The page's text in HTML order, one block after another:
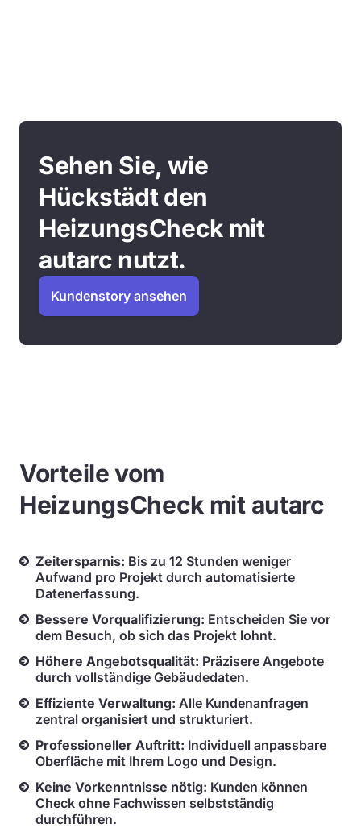
Sehen Sie, wie
Hückstädt den
HeizungsCheck mit
autarc nutzt.
Kundenstory ansehen
Vorteile vom
HeizungsCheck mit autarc
Zeitersparnis: Bis zu 12 Stunden weniger
Aufwand pro Projekt durch automatisierte
Datenerfassung.
Bessere Vorqualifizierung: Entscheiden Sie vor
dem Besuch, ob sich das Projekt lohnt.
Höhere Angebotsqualität: Präzisere Angebote
durch vollständige Gebäudedaten.
Effiziente Verwaltung: Alle Kundenanfragen
zentral organisiert und strukturiert.
Professioneller Auftritt: Individuell anpassbare
Oberfläche mit Ihrem Logo und Design.
Keine Vorkenntnisse nötig: Kunden können
Check ohne Fachwissen selbstständig
durchführen.